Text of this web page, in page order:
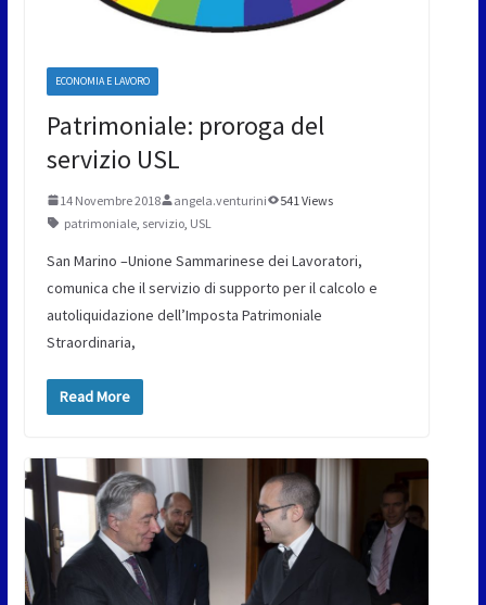
ECONOMIA E LAVORO
Patrimoniale: proroga del
servizio USL
14 Novembre 2018 angela.venturini
541 Views
patrimoniale, servizio, USL
San Marino –Unione Sammarinese dei Lavoratori,
comunica che il servizio di supporto per il calcolo e
autoliquidazione dell’Imposta Patrimoniale
Straordinaria,
Read More